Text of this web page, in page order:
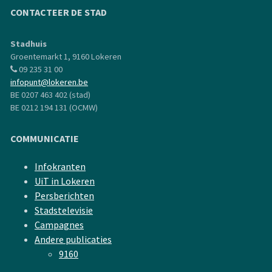
CONTACTEER DE STAD
Stadhuis
Groentemarkt 1, 9160 Lokeren
09 235 31 00
infopunt@lokeren.be
BE 0207 463 402 (stad)
BE 0212 194 131 (OCMW)
COMMUNICATIE
Infokranten
UiT in Lokeren
Persberichten
Stadstelevisie
Campagnes
Andere publicaties
9160